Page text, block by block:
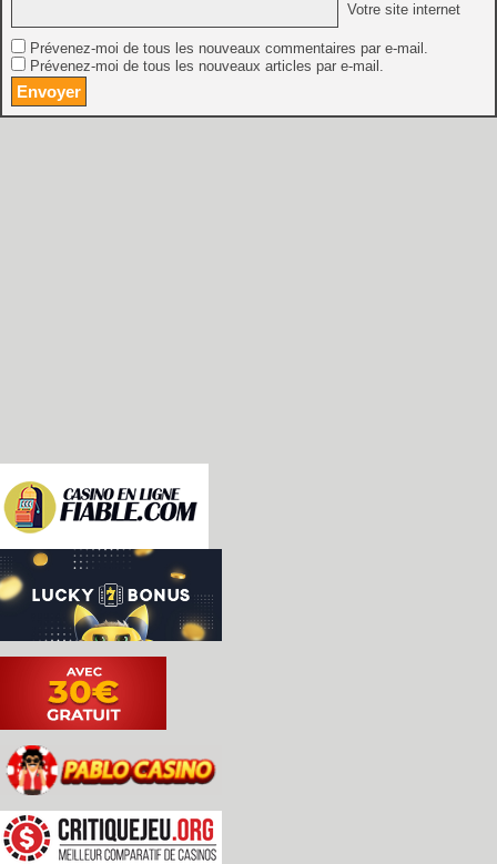
Votre site internet
Prévenez-moi de tous les nouveaux commentaires par e-mail.
Prévenez-moi de tous les nouveaux articles par e-mail.